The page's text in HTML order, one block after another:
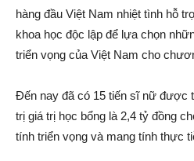
hàng đầu Việt Nam nhiệt tình hỗ
khoa học độc lập để lựa chọn
triển vọng của Việt Nam cho
Đến nay đã có 15 tiến sĩ nữ được
trị giá trị học bổng là 2,4 tỷ đồng
tính triển vọng và mang tính thực